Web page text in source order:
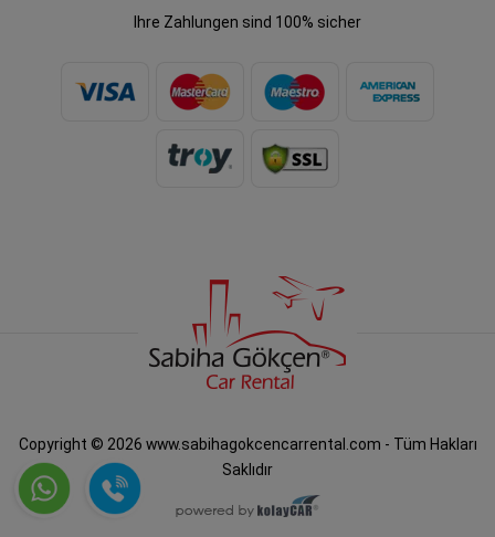
Ihre Zahlungen sind 100% sicher
Copyright © 2026 www.sabihagokcencarrental.com - Tüm Hakları
Saklıdır